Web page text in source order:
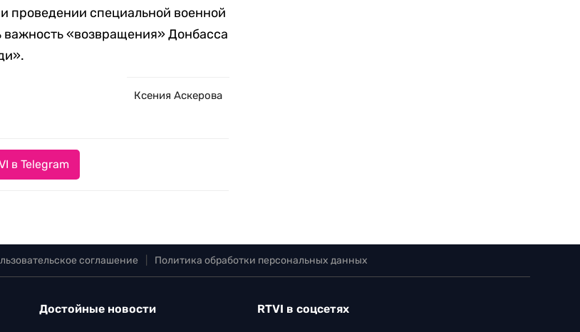
проведении специальной военной
«возвращения» Донбасса
Ксения Аскерова
в Telegram
соглашение Политика обработки персональных данных
Достойные новости RTVI в соцсетях